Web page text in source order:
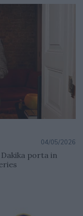
04/05/2026
porta in